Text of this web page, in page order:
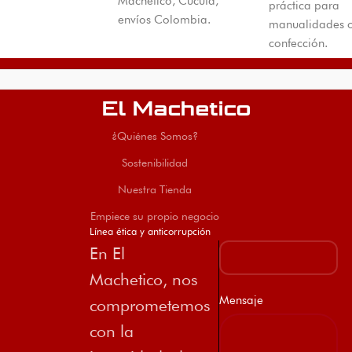
envíos Colombia.
práctica para
manualidades
confección.
El Machetico
¿Quiénes Somos?
Sostenibilidad
Nuestra Tienda
Empiece su propio negocio
Línea ética y anticorrupción
En El
Machetico, nos
comprometemos
con la
Mensaje